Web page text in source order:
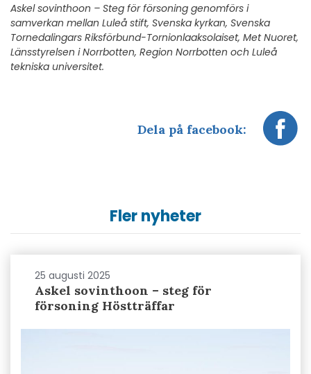
Askel sovinthoon – Steg för försoning genomförs i
samverkan mellan Luleå stift, Svenska kyrkan, Svenska
Tornedalingars Riksförbund-Tornionlaaksolaiset, Met Nuoret,
Länsstyrelsen i Norrbotten, Region Norrbotten och Luleå
tekniska universitet.
Dela på facebook:
Fler nyheter
25 augusti 2025
Askel sovinthoon – steg för
försoning Höstträffar